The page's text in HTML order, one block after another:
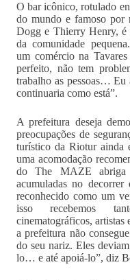
O bar icônico, rotulado
do mundo e famoso por
Dogg e Thierry Henry, é
da comunidade
um comércio na
perfeito, não tem
trabalho as pessoas…
continuaria como está”.
A prefeitura deseja
preocupações de
turístico da Riotur ainda
uma acomodação
do The MAZE abriga
acumuladas no
reconhecido como um
isso recebemos
cinematográficos, artistas
a prefeitura não
do seu nariz. Eles
lo… e até apoiá-lo”, diz